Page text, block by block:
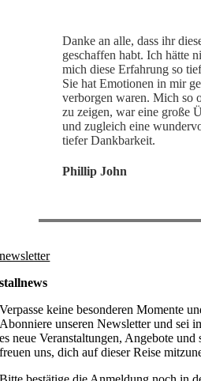
Danke an alle, dass ihr
geschaffen habt. Ich hätte
mich diese Erfahrung so
Sie hat Emotionen in mir
verborgen waren. Mich so
zu zeigen, war eine große
und zugleich eine
tiefer Dankbarkeit.
Phillip John
newsletter
stallnews
Verpasse keine besonderen Momente
Abonniere unseren Newsletter und sei
es neue Veranstaltungen, Angebote
freuen uns, dich auf dieser Reise